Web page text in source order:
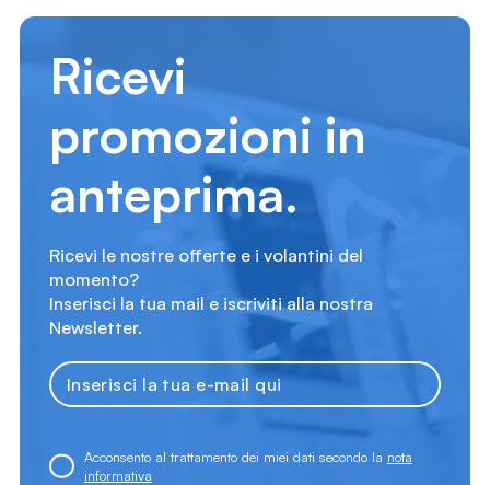
Ricevi
promozioni in
anteprima.
Ricevi le nostre offerte e i volantini del
momento?
Inserisci la tua mail e iscriviti alla nostra
Newsletter.
Acconsento al trattamento dei miei dati secondo la nota
informativa